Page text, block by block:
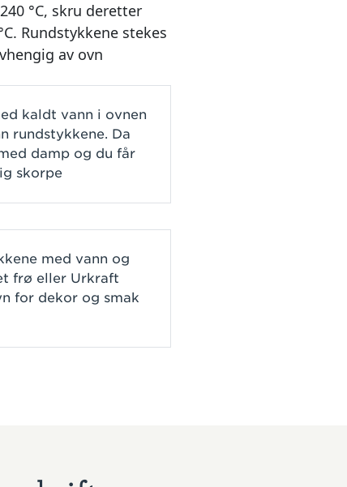
°C, skru deretter
Rundstykkene stekes
av ovn
kaldt vann i ovnen
rundstykkene. Da
damp og du får
skorpe
med vann og
frø eller Urkraft
for dekor og smak